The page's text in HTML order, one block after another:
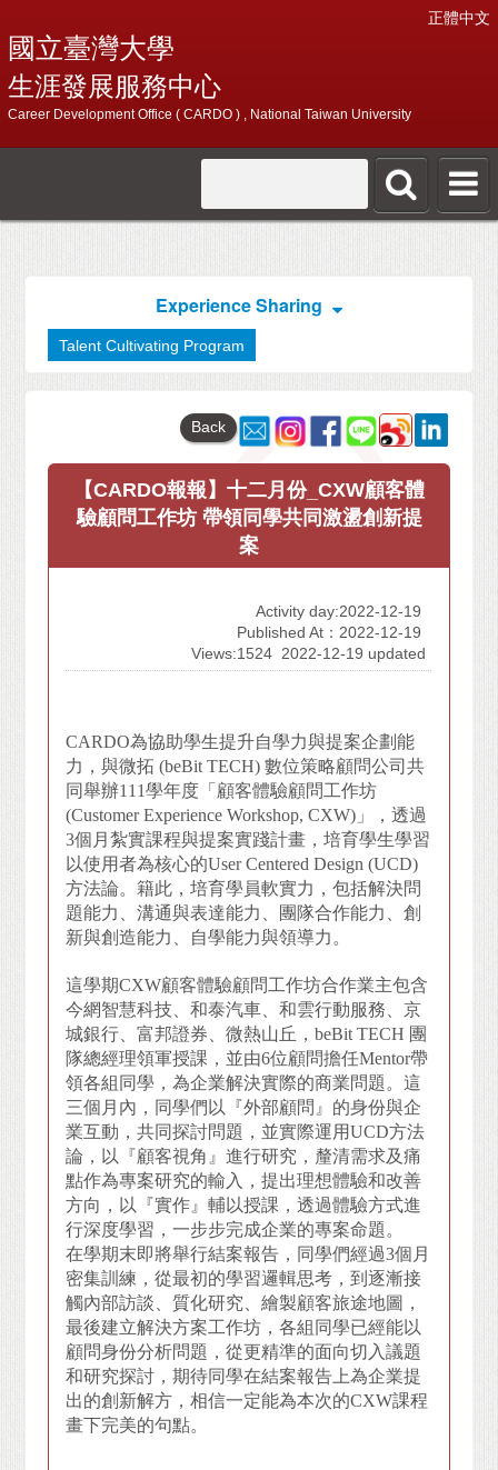
正體中文
國立臺灣大學
生涯發展服務中心
Career Development Office ( CARDO ) , National Taiwan University
Experience Sharing
Talent Cultivating Program
Back
【CARDO報報】十二月份_CXW顧客體
驗顧問工作坊 帶領同學共同激盪創新提
案
Activity day:2022-12-19
Published At：2022-12-19
Views:1524 2022-12-19 updated
CARDO為協助學生提升自學力與提案企劃能
力，與微拓 (beBit TECH) 數位策略顧問公司共
同舉辦111學年度「顧客體驗顧問工作坊
(Customer Experience Workshop, CXW)」，透過
3個月紮實課程與提案實踐計畫，培育學生學習
以使用者為核心的User Centered Design (UCD)
方法論。籍此，培育學員軟實力，包括解決問
題能力、溝通與表達能力、團隊合作能力、創
新與創造能力、自學能力與領導力。
這學期CXW顧客體驗顧問工作坊合作業主包含
今網智慧科技、和泰汽車、和雲行動服務、京
城銀行、富邦證券、微熱山丘 ，beBit TECH 團
隊總經理領軍授課，並由6位顧問擔任Mentor帶
領各組同學，為企業解決實際的商業問題。這
三個月內，同學們以『外部顧問』的身份與企
業互動，共同探討問題，並實際運用UCD方法
論，以『顧客視角』進行研究，釐清需求及痛
點作為專案研究的輸入，提出理想體驗和改善
方向，以『實作』輔以授課，透過體驗方式進
行深度學習，一步步完成企業的專案命題。
在學期末即將舉行結案報告，同學們經過3個月
密集訓練，從最初的學習邏輯思考，到逐漸接
觸內部訪談、質化研究、繪製顧客旅途地圖，
最後建立解決方案工作坊，各組同學已經能以
顧問身份分析問題，從更精準的面向切入議題
和研究探討，期待同學在結案報告上為企業提
出的創新解方，相信一定能為本次的CXW課程
畫下完美的句點。